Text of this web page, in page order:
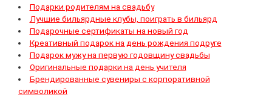
Подарки родителям на свадьбу
Лучшие бильярдные клубы, поиграть в бильярд
Подарочные сертификаты на новый год
Креативный подарок на день рождения подруге
Подарок мужу на первую годовщину свадьбы
Оригинальные подарки на день учителя
Брендированные сувениры с корпоративной
символикой